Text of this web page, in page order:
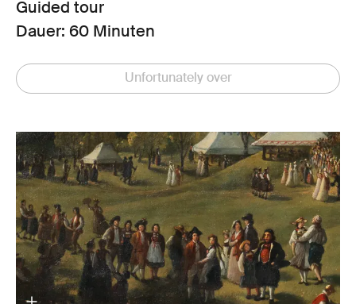
Guided tour
Dauer: 60 Minuten
Unfortunately over